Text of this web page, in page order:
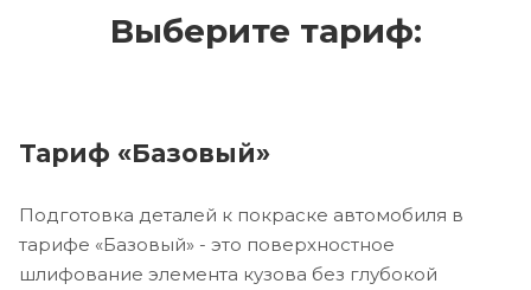
Выберите тариф:
Тариф «Базовый»
Подготовка деталей к покраске автомобиля в
тарифе «Базовый» - это поверхностное
шлифование элемента кузова без глубокой